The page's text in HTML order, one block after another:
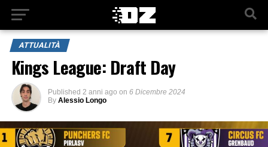
ATTUALITÀ
Kings League: Draft Day
Published 2 anni ago on 6 Dicembre 2024
By Alessio Longo